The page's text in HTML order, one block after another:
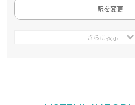
駅を変更
さらに表示